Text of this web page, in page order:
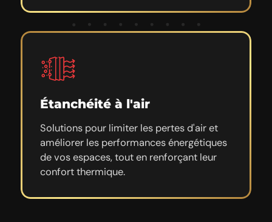
Étanchéité à l'air
Solutions pour limiter les pertes d'air et
améliorer les performances énergétiques
de vos espaces, tout en renforçant leur
confort thermique.